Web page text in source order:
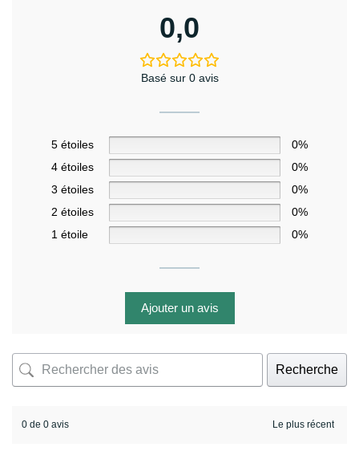
0,0
Basé sur 0 avis
5 étoiles
0%
4 étoiles
0%
3 étoiles
0%
2 étoiles
0%
1 étoile
0%
Ajouter un avis
Recherche
0 de 0 avis